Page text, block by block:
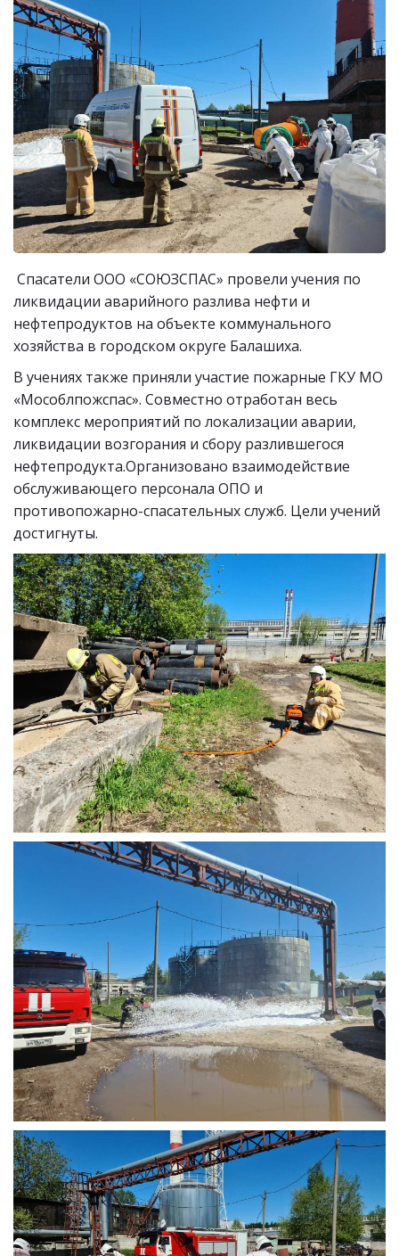
Спасатели ООО «СОЮЗСПАС» провели учения по
ликвидации аварийного разлива нефти и
нефтепродуктов на объекте коммунального
хозяйства в городском округе Балашиха.
В учениях также приняли участие пожарные ГКУ МО
«Мособлпожспас». Совместно отработан весь
комплекс мероприятий по локализации аварии,
ликвидации возгорания и сбору разлившегося
нефтепродукта.Организовано взаимодействие
обслуживающего персонала ОПО и
противопожарно-спасательных служб. Цели учений
достигнуты.